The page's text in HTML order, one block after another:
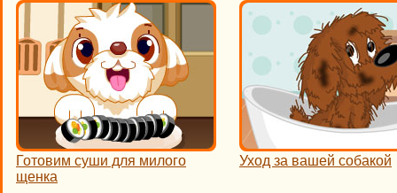
Готовим суши для милого
щенка
Уход за вашей собакой